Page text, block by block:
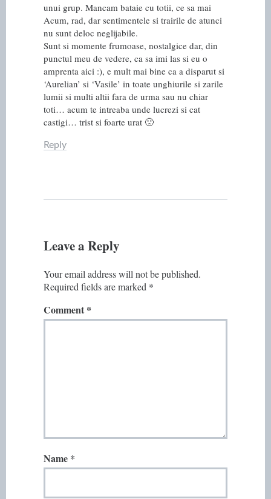
unui grup. Mancam bataie cu totii, ce sa mai
Acum, rad, dar sentimentele si trairile de atunci
nu sunt deloc neglijabile.
Sunt si momente frumoase, nostalgice dar, din
punctul meu de vedere, ca sa imi las si eu o
amprenta aici :), e mult mai bine ca a disparut si
‘Aurelian’ si ‘Vasile’ in toate unghiurile si zarile
lumii si multi altii fara de urma sau nu chiar
toti… acum te intreaba unde lucrezi si cat
castigi… trist si foarte urat 🙁
Reply
Leave a Reply
Your email address will not be published.
Required fields are marked *
Comment *
Name *